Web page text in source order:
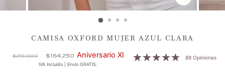
CERRAR
(ESC)
CAMISA OXFORD MUJER AZUL CLARA
89 Opiniones
Precio
habitual
$219.000
Precio
de
$164.250 Aniversario XI
IVA Incluido | Envío GRATIS.